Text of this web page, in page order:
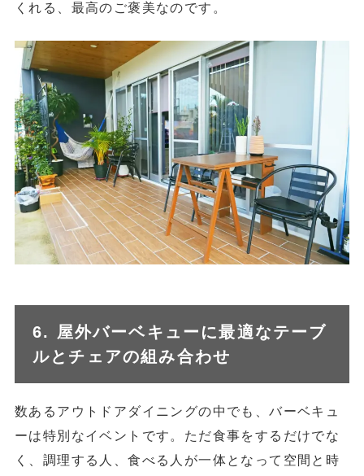
くれる、最高のご褒美なのです。
6. 屋外バーベキューに最適なテーブ
ルとチェアの組み合わせ
数あるアウトドアダイニングの中でも、バーベキュ
ーは特別なイベントです。ただ食事をするだけでな
く、調理する人、食べる人が一体となって空間と時